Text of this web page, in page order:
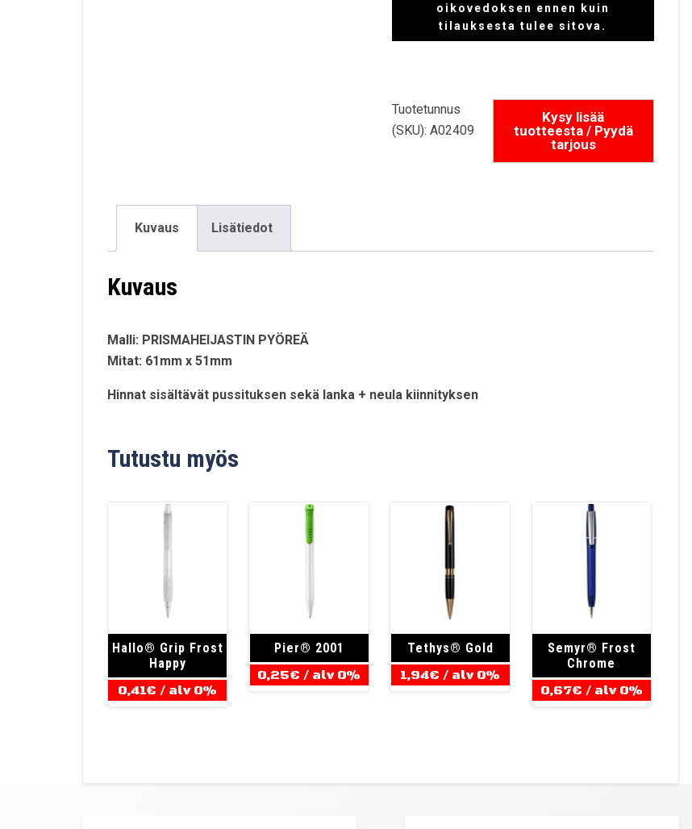
oikovedoksen ennen kuin
tilauksesta tulee sitova.
Tuotetunnus
(SKU): A02409
Kuvaus Lisätiedot
Kuvaus
Malli: PRISMAHEIJASTIN PYÖREÄ
Mitat: 61mm x 51mm
Hinnat sisältävät pussituksen sekä lanka + neula kiinnityksen
Tutustu myös
Hallo® Grip Frost
Happy
0,41€ / alv 0%
Pier® 2001
0,25€ / alv 0%
Tethys® Gold
1,94€ / alv 0%
Semyr® Frost
Chrome
0,67€ / alv 0%